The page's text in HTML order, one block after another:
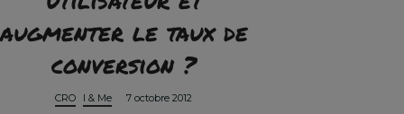
augmenter le taux de
conversion ?
CRO I & Me 7 octobre 2012